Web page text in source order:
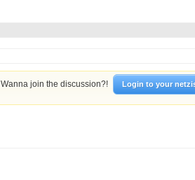
Wanna join the discussion?! Login to your